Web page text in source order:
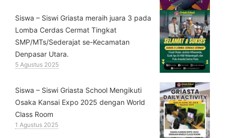
Siswa – Siswi Griasta meraih juara 3 pada
Lomba Cerdas Cermat Tingkat
SMP/MTs/Sederajat se-Kecamatan
Denpasar Utara.
5 Agustus 2025
Siswa – Siswi Griasta School Mengikuti
Osaka Kansai Expo 2025 dengan World
Class Room
1 Agustus 2025